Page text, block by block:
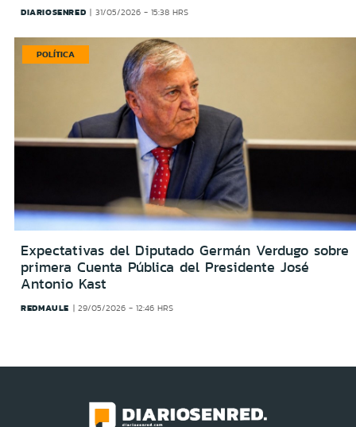
DIARIOSENRED 31/05/2026 - 15:38 HRS
POLÍTICA
Expectativas del Diputado Germán Verdugo sobre
primera Cuenta Pública del Presidente José
Antonio Kast
REDMAULE 29/05/2026 - 12:46 HRS